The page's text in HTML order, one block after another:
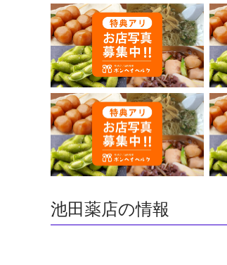
池田薬店の情報